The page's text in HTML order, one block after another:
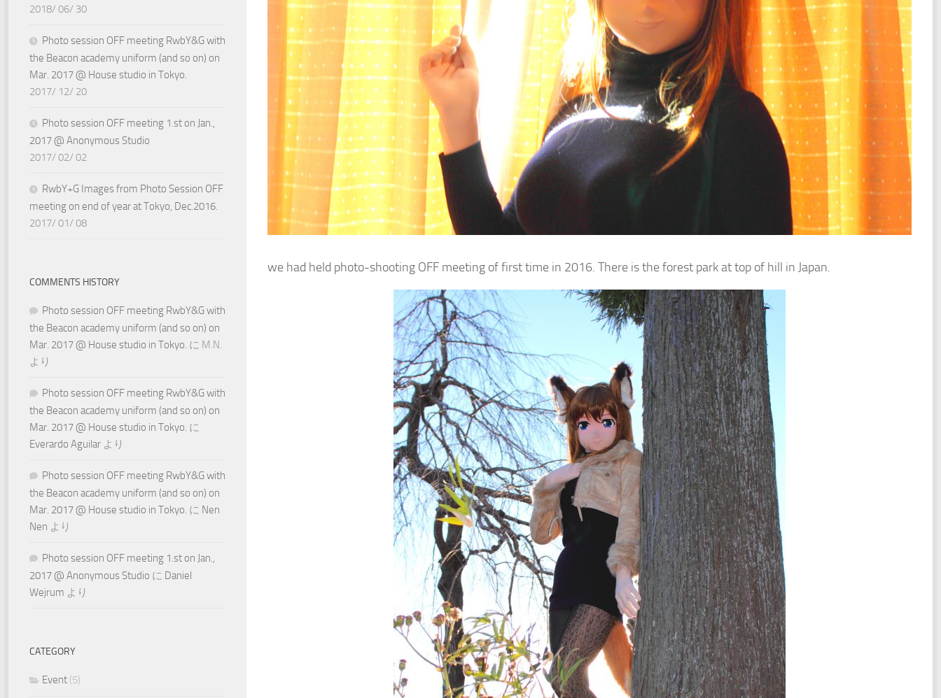
we had held photo-shooting OFF meeting of first time in 2016. There is the forest park at top of hill in Japan.
2018/ 06/ 30
Photo session OFF meeting RwbY&G with
the Beacon academy uniform (and so on) on
Mar. 2017 @ House studio in Tokyo.
2017/ 12/ 20
Photo session OFF meeting 1.st on Jan.,
2017 @ Anonymous Studio
2017/ 02/ 02
RwbY+G Images from Photo Session OFF
meeting on end of year at Tokyo, Dec.2016.
2017/ 01/ 08
COMMENTS HISTORY
Photo session OFF meeting RwbY&G with
the Beacon academy uniform (and so on) on
Mar. 2017 @ House studio in Tokyo. に M.N.
より
Photo session OFF meeting RwbY&G with
the Beacon academy uniform (and so on) on
Mar. 2017 @ House studio in Tokyo. に
Everardo Aguilar より
Photo session OFF meeting RwbY&G with
the Beacon academy uniform (and so on) on
Mar. 2017 @ House studio in Tokyo. に Nen
Nen より
Photo session OFF meeting 1.st on Jan.,
2017 @ Anonymous Studio に Daniel
Wejrum より
CATEGORY
Event (5)